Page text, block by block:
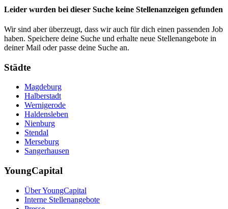
Leider wurden bei dieser Suche keine Stellenanzeigen gefunden
Wir sind aber überzeugt, dass wir auch für dich einen passenden Job
haben. Speichere deine Suche und erhalte neue Stellenangebote in
deiner Mail oder passe deine Suche an.
Städte
Magdeburg
Halberstadt
Wernigerode
Haldensleben
Nienburg
Stendal
Merseburg
Sangerhausen
YoungCapital
Über YoungCapital
Interne Stellenangebote